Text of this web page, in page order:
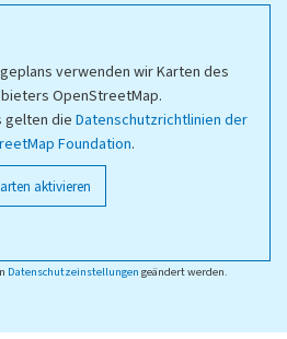
verwenden wir Karten des
OpenStreetMap.
gelten die Datenschutzrichtlinien der
Foundation.
aktivieren
Datenschutzeinstellungen geändert werden.